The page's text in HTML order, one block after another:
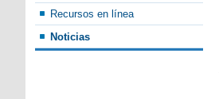
Recursos en línea
Noticias